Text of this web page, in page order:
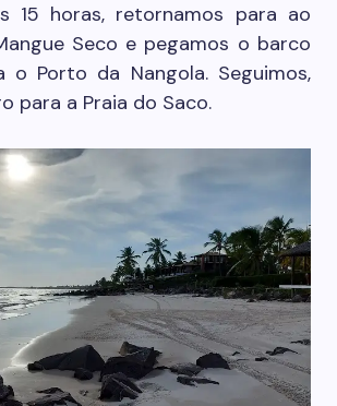
15 horas, retornamos para ao
Seco e pegamos o barco
o Porto da Nangola. Seguimos,
para a Praia do Saco.